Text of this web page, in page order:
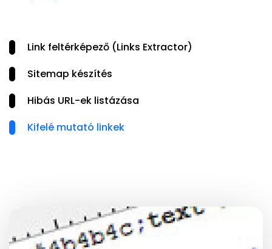
Link feltérképező (Links Extractor)
Sitemap készítés
Hibás URL-ek listázása
Kifelé mutató linkek